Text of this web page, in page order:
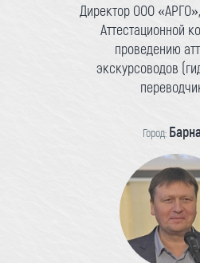
Директор ООО
Аттестационной
проведению
экскурсоводов
Город: